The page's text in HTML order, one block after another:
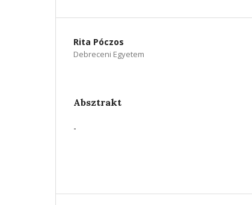
Rita Póczos
Debreceni Egyetem
Absztrakt
-